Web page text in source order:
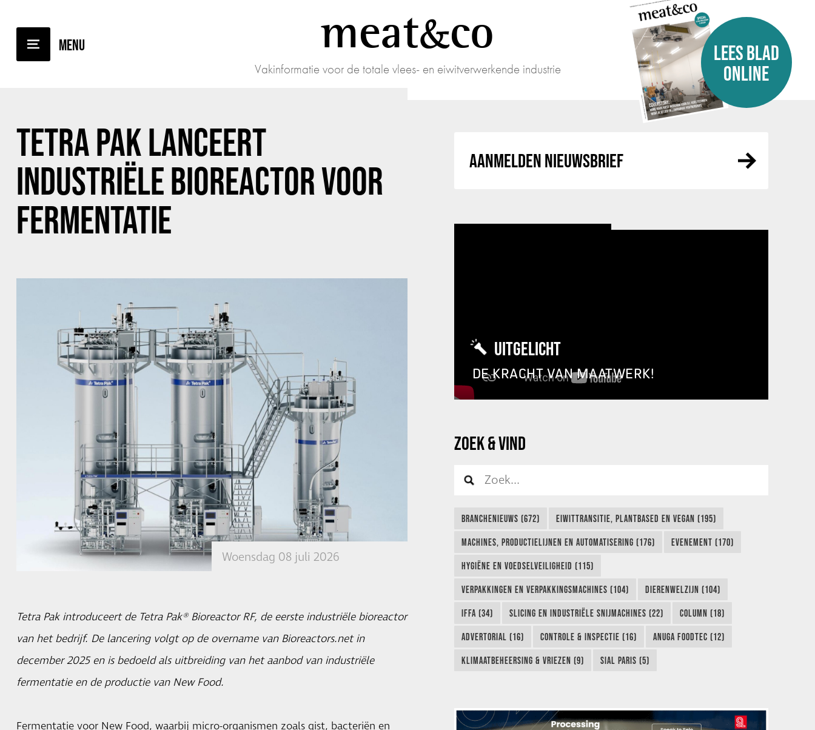
meatco
Vakinformatie voor de totale vlees- en eiwitverwerkende industrie
LEES BLAD
ONLINE
TETRA PAK LANCEERT
INDUSTRIËLE BIOREACTOR VOOR
FERMENTATIE
Woensdag 08 juli 2026
Tetra Pak introduceert de Tetra Pak® Bioreactor RF, de eerste industriële bioreactor
van het bedrijf. De lancering volgt op de overname van Bioreactors.net in
december 2025 en is bedoeld als uitbreiding van het aanbod van industriële
fermentatie en de productie van New Food.
Fermentatie voor New Food, waarbij micro-organismen zoals gist, bacteriën en
AANMELDEN NIEUWSBRIEF
UITGELICHT
DE KRACHT VAN MAATWERK!
ZOEK & VIND
BRANCHENIEUWS (672) EIWITTRANSITIE, PLANTBASED EN VEGAN (195)
MACHINES, PRODUCTIELIJNEN EN AUTOMATISERING (176) EVENEMENT (170)
HYGIËNE EN VOEDSELVEILIGHEID (115)
VERPAKKINGEN EN VERPAKKINGSMACHINES (104) DIERENWELZIJN (104)
IFFA (34) SLICING EN INDUSTRIËLE SNIJMACHINES (22) COLUMN (18)
ADVERTORIAL (16) CONTROLE & INSPECTIE (16) ANUGA FOODTEC (12)
KLIMAATBEHEERSING & VRIEZEN (9) SIAL PARIS (5)